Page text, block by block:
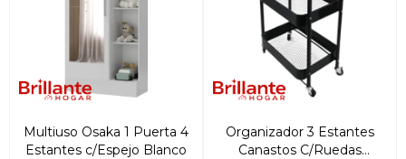
Multiuso Osaka 1 Puerta 4
Estantes c/Espejo Blanco
Organizador 3 Estantes
Canastos C/Ruedas